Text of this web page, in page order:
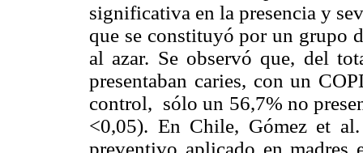
significativa en la presencia y
que se constituyó por un grupo
al azar. Se observó que, del
presentaban caries, con un
control, sólo un 56,7% no
<0,05). En Chile, Gómez et